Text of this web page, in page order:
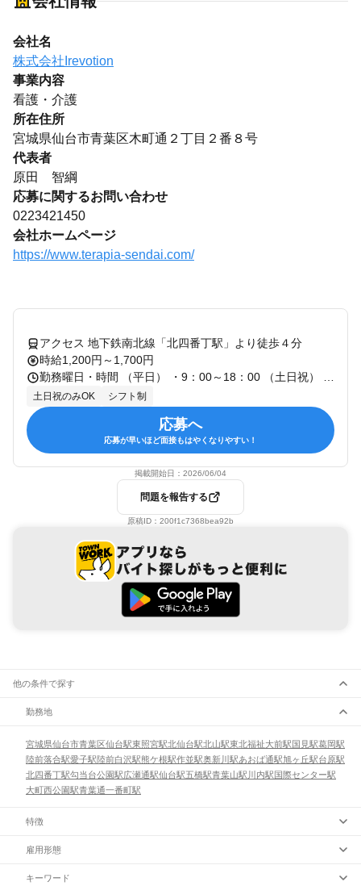
会社名
株式会社Irevotion
事業内容
看護・介護
所在住所
宮城県仙台市青葉区木町通２丁目２番８号
代表者
原田 智綱
応募に関するお問い合わせ
0223421450
会社ホームページ
https://www.terapia-sendai.com/
アクセス 地下鉄南北線「北四番丁駅」より徒歩４分
時給1,200円～1,700円
土日祝のみOK シフト制
応募へ
応募が早いほど面接もはやくなりやすい！
掲載開始日： 2026/06/04
問題を報告する
原稿ID： 200f1c7368bea92b
他の条件で探す
勤務地
宮城県仙台市青葉区仙台駅東照宮駅北仙台駅北山駅東北福祉大前駅 国見駅葛岡駅
陸前落合駅愛子駅陸前白沢駅熊ケ根駅作並駅奥新川駅あおば通駅旭ヶ丘駅台原駅
北四番丁駅勾当台公園駅広瀬通駅仙台駅五橋駅青葉山駅 川内駅 国際センター駅
大町西公園駅青葉通一番町駅
特徴
雇用形態
キーワード